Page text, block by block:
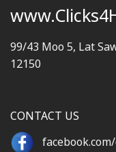
99/43 Moo 5, Lat
12150
CONTACT US